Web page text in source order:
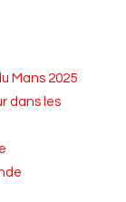
Mans 2025
dans les